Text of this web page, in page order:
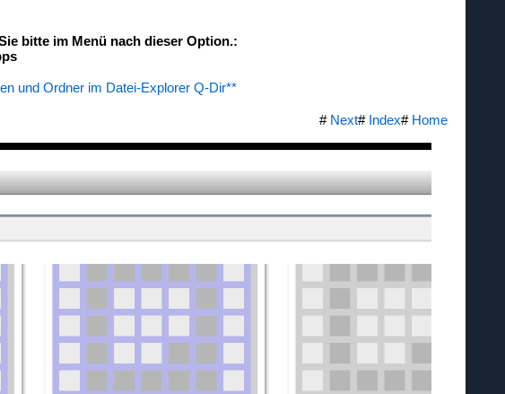
bitte im Menü nach dieser Option.:
und Ordner im Datei-Explorer Q-Dir**
# Next# Index# Home